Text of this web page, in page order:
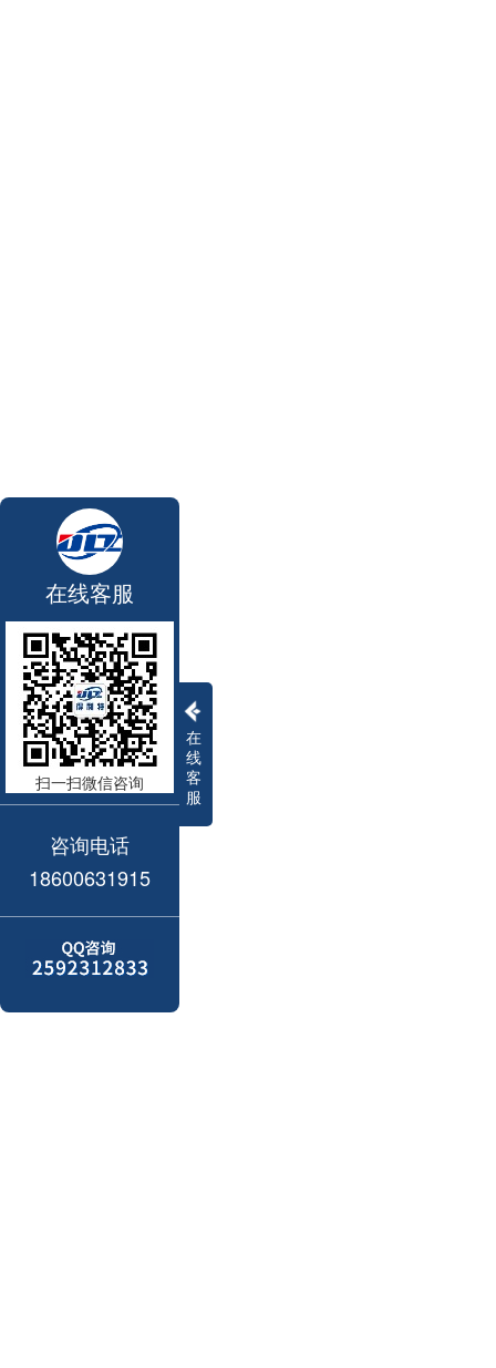
在
线
客
服
在线客服
扫一扫微信咨询
咨询电话
18600631915